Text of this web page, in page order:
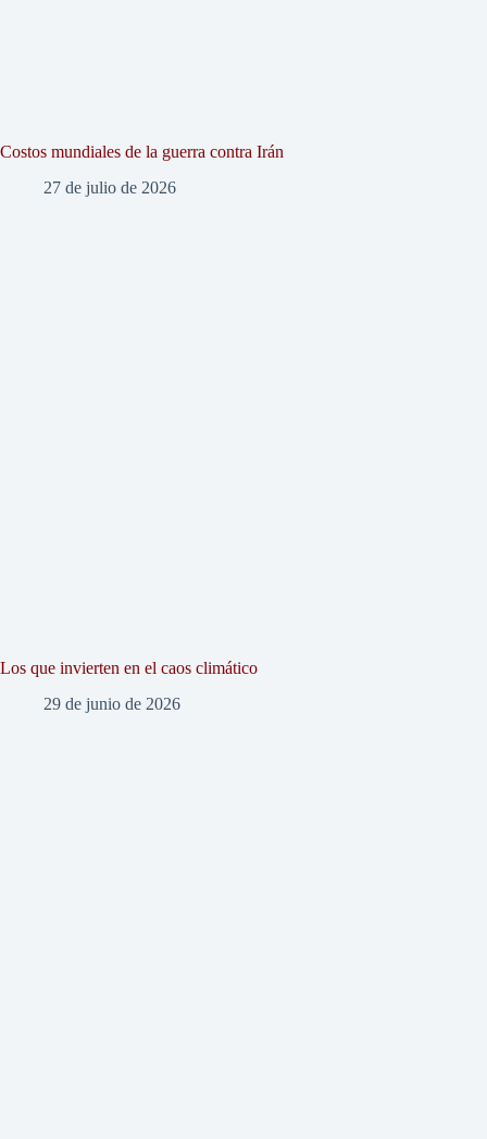
Costos mundiales de la guerra contra Irán
27 de julio de 2026
Los que invierten en el caos climático
29 de junio de 2026